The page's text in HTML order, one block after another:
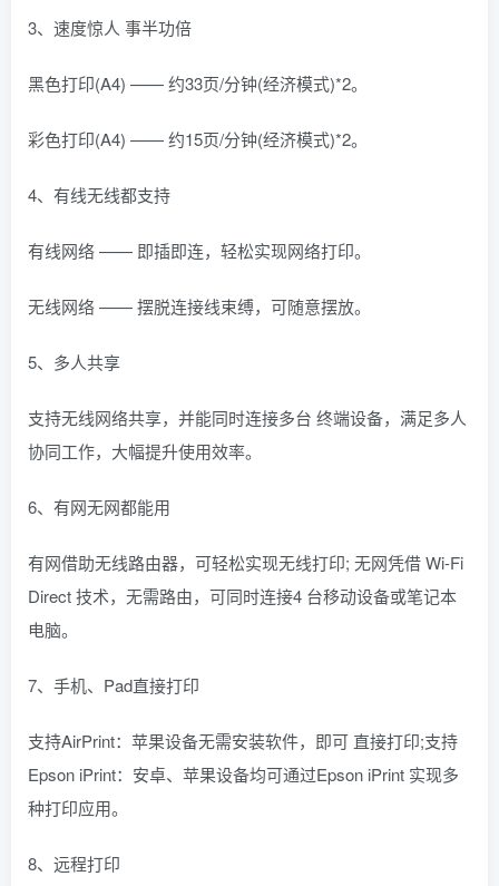
3、速度惊人 事半功倍
黑色打印(A4) —— 约33页/分钟(经济模式)*2。
彩色打印(A4) —— 约15页/分钟(经济模式)*2。
4、有线无线都支持
有线网络 —— 即插即连，轻松实现网络打印。
无线网络 —— 摆脱连接线束缚，可随意摆放。
5、多人共享
支持无线网络共享，并能同时连接多台 终端设备，满足多人
协同工作，大幅提升使用效率。
6、有网无网都能用
有网借助无线路由器，可轻松实现无线打印; 无网凭借 Wi-Fi
Direct 技术，无需路由，可同时连接4 台移动设备或笔记本
电脑。
7、手机、Pad直接打印
支持AirPrint：苹果设备无需安装软件，即可 直接打印;支持
Epson iPrint：安卓、苹果设备均可通过Epson iPrint 实现多
种打印应用。
8、远程打印